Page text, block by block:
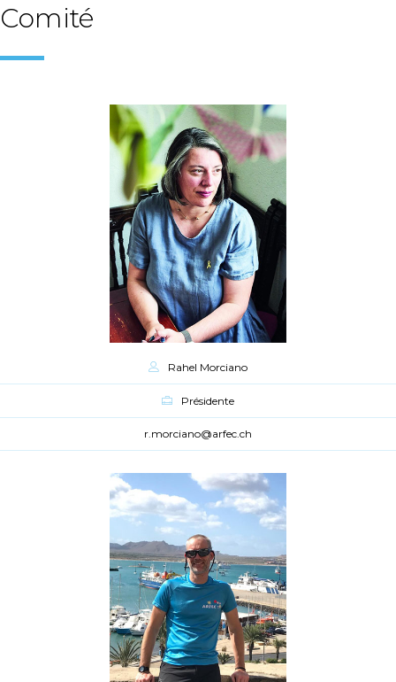
Comité
Rahel Morciano
Présidente
r.morciano@arfec.ch